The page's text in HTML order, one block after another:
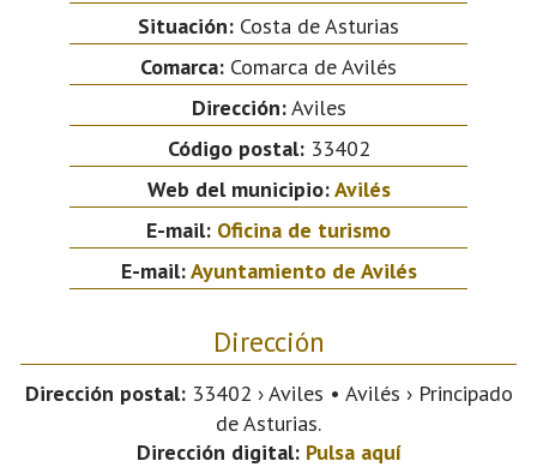
Situación: Costa de Asturias
Comarca: Comarca de Avilés
Dirección:Aviles
Código postal:33402
Web del municipio:Avilés
E-mail: Oficina de turismo
E-mail:Ayuntamiento de Avilés
Dirección
Dirección postal:33402 › Aviles • Avilés › Principado
de Asturias.
Dirección digital: Pulsa aquí